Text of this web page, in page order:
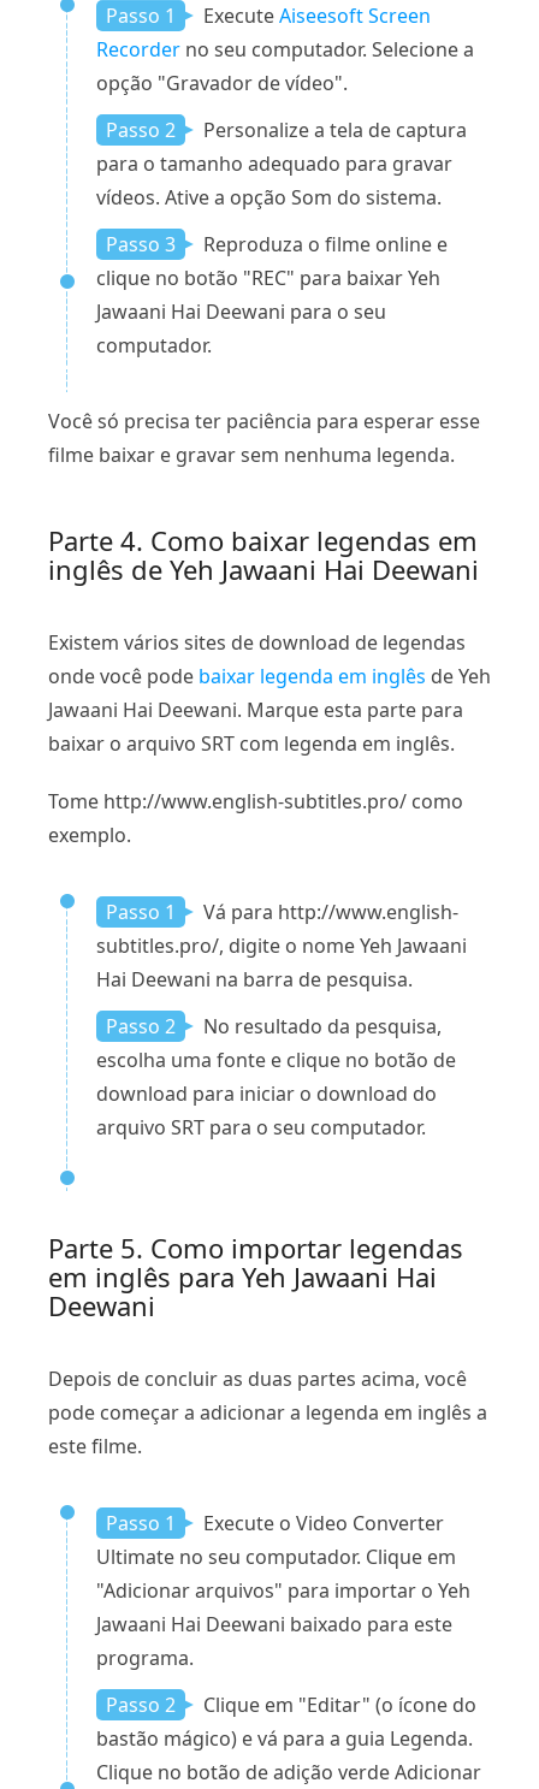
Passo 1 ExecuteAiseesoft Screen
Recorder no seu computador. Selecione a
opção "Gravador de vídeo".
Passo 2
Personalize a tela de captura
para o tamanho adequado para gravar
vídeos. Ative a opção Som do sistema.
Passo 3
Reproduza o filme online e
clique no botão "REC" para baixar Yeh
Jawaani Hai Deewani para o seu
computador.
Você só precisa ter paciência para esperar esse
filme baixar e gravar sem nenhuma legenda.
Parte 4. Como baixar legendas em
inglês de Yeh Jawaani Hai Deewani
Existem vários sites de download de legendas
onde você pode baixar legenda em inglês de Yeh
Jawaani Hai Deewani. Marque esta parte para
baixar o arquivo SRT com legenda em inglês.
Tome http://www.english-subtitles.pro/ como
exemplo.
Passo 1
Vá para http://www.english-
subtitles.pro/, digite o nome Yeh Jawaani
Hai Deewani na barra de pesquisa.
Passo 2
No resultado da pesquisa,
escolha uma fonte e clique no botão de
download para iniciar o download do
arquivo SRT para o seu computador.
Parte 5. Como importar legendas
em inglês para Yeh Jawaani Hai
Deewani
Depois de concluir as duas partes acima, você
pode começar a adicionar a legenda em inglês a
este filme.
Passo 1
Execute o Video Converter
Ultimate no seu computador. Clique em
"Adicionar arquivos" para importar o Yeh
Jawaani Hai Deewani baixado para este
programa.
Passo 2
Clique em "Editar" (o ícone do
bastão mágico) e vá para a guia Legenda.
Clique no botão de adição verde Adicionar